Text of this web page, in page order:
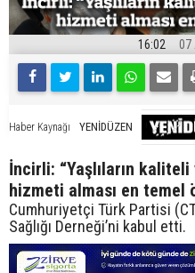
16:02 07
Haber Kaynağı YENİDÜZEN
İncirli: “Yaşlıların
hizmeti alması en temel
Cumhuriyetçi Türk Partisi
Sağlığı Derneği’ni kabul etti.